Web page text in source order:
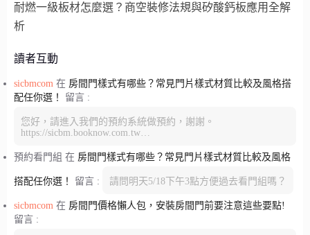
耐燃一級板材怎麼選？商空裝修法規與矽酸鈣板應用全解
析
讀者互動
sicbmcom 在 房間門樣式有哪些？常見門片樣式材質比較及風格搭
配任你選！
留言 :
您好，請進入我們的預約系統做預約，謝謝。
https://sicbm.booknow.com.tw…
預約看門組 在 房間門樣式有哪些？常見門片樣式材質比較及風格
搭配任你選！ 留言 : 請問明天5/18下午3點方便過去看門組嗎？
sicbmcom 在 房間門價格懶人包，安裝房間門前要注意這些要點!
留言 :